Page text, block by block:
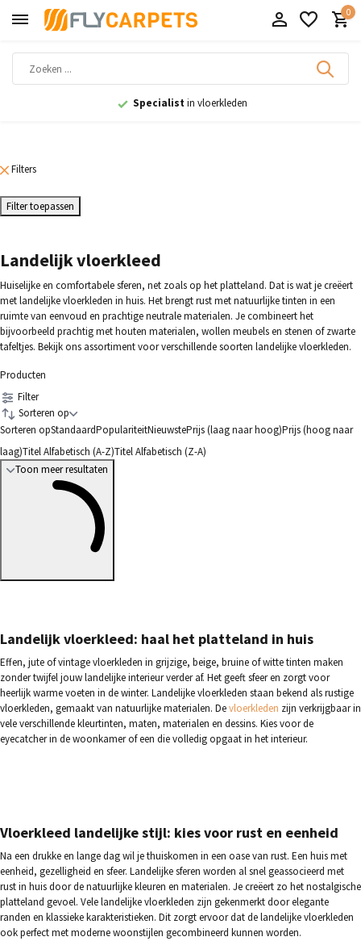
0
Filters
Filter toepassen
Landelijk vloerkleed
Huiselijke en comfortabele sferen, net zoals op het platteland. Dat is wat je creëert
met landelijke vloerkleden in huis. Het brengt rust met natuurlijke tinten in een
ruimte van eenvoud en prachtige neutrale materialen. Je combineert het
bijvoorbeeld prachtig met houten materialen, wollen meubels en stenen of zwarte
tafeltjes. Bekijk ons assortiment voor verschillende soorten landelijke vloerkleden.
Producten
Filter
Sorteren op
Sorteren opStandaardPopulariteitNieuwstePrijs (laag naar hoog)Prijs (hoog naar
laag)Titel Alfabetisch (A-Z)Titel Alfabetisch (Z-A)
Toon meer resultaten
Landelijk vloerkleed: haal het platteland in huis
Effen, jute of vintage vloerkleden in grijzige, beige, bruine of witte tinten maken
zonder twijfel jouw landelijke interieur verder af. Het geeft sfeer en zorgt voor
heerlijk warme voeten in de winter. Landelijke vloerkleden staan bekend als rustige
vloerkleden, gemaakt van natuurlijke materialen. Devloerkleden zijn verkrijgbaar in
vele verschillende kleurtinten, maten, materialen en dessins. Kies voor de
eyecatcher in de woonkamer of een die volledig opgaat in het interieur.
Vloerkleed landelijke stijl: kies voor rust en eenheid
Na een drukke en lange dag wil je thuiskomen in een oase van rust. Een huis met
eenheid, gezelligheid en sfeer. Landelijke sferen worden al snel geassocieerd met
rust in huis door de natuurlijke kleuren en materialen. Je creëert zo het nostalgische
platteland gevoel. Vele landelijke vloerkleden zijn gekenmerkt door elegante
randen en klassieke karakteristieken. Dit zorgt ervoor dat de landelijke vloerkleden
ook perfect met moderne woonstijlen gecombineerd kunnen worden.